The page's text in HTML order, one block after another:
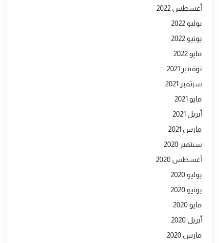
أغسطس 2022
يوليو 2022
يونيو 2022
مايو 2022
نوفمبر 2021
سبتمبر 2021
مايو 2021
أبريل 2021
مارس 2021
سبتمبر 2020
أغسطس 2020
يوليو 2020
يونيو 2020
مايو 2020
أبريل 2020
مارس 2020